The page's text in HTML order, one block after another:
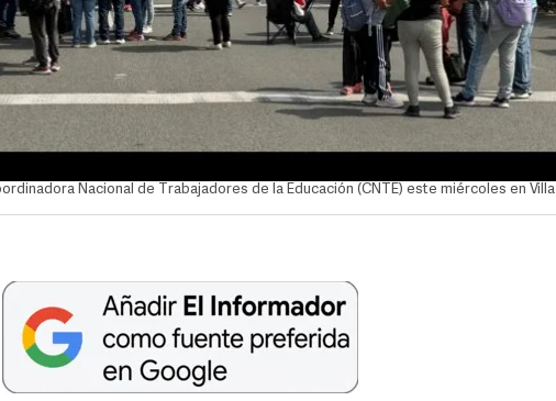
Nacional de Trabajadores de la Educación (CNTE) este miércoles en Villa